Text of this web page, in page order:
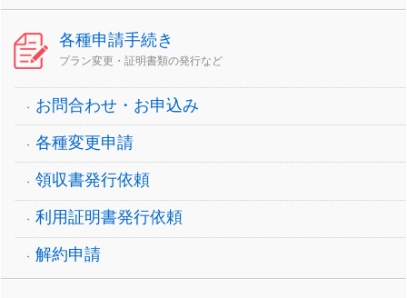
各種申請手続き
プラン変更・証明書類の発行など
お問合わせ・お申込み
各種変更申請
領収書発行依頼
利用証明書発行依頼
解約申請